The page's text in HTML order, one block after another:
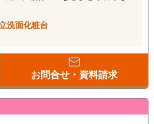
洗面化粧台
お問合せ・資料請求